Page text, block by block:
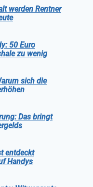
werden Rentner
50 Euro
zu wenig
sich die
Das bringt
entdeckt
Handys